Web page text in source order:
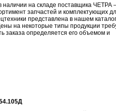
наличии на складе поставщика ЧЕТРА
запчастей и комплектующих
представлена в нашем
на некоторые типы продукции
заказа определяется его объемом и